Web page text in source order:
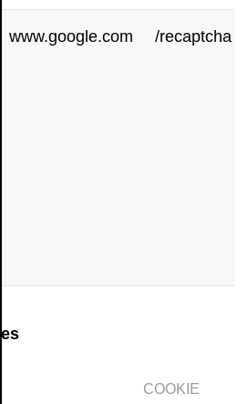
www.google.com /recaptcha
COOKIE